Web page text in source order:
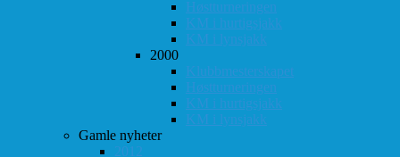
Høstturneringen
KM i hurtigsjakk
KM i lynsjakk
2000
Klubbmesterskapet
Høstturneringen
KM i hurtigsjakk
KM i lynsjakk
Gamle nyheter
2012